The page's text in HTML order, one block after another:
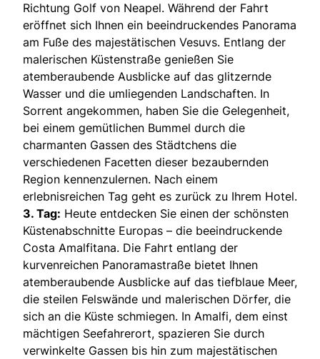
Richtung Golf von Neapel. Während der Fahrt
eröffnet sich Ihnen ein beeindruckendes Panorama
am Fuße des majestätischen Vesuvs. Entlang der
malerischen Küstenstraße genießen Sie
atemberaubende Ausblicke auf das glitzernde
Wasser und die umliegenden Landschaften. In
Sorrent angekommen, haben Sie die Gelegenheit,
bei einem gemütlichen Bummel durch die
charmanten Gassen des Städtchens die
verschiedenen Facetten dieser bezaubernden
Region kennenzulernen. Nach einem
erlebnisreichen Tag geht es zurück zu Ihrem Hotel.
3. Tag: Heute entdecken Sie einen der schönsten
Küstenabschnitte Europas – die beeindruckende
Costa Amalfitana. Die Fahrt entlang der
kurvenreichen Panoramastraße bietet Ihnen
atemberaubende Ausblicke auf das tiefblaue Meer,
die steilen Felswände und malerischen Dörfer, die
sich an die Küste schmiegen. In Amalfi, dem einst
mächtigen Seefahrerort, spazieren Sie durch
verwinkelte Gassen bis hin zum majestätischen